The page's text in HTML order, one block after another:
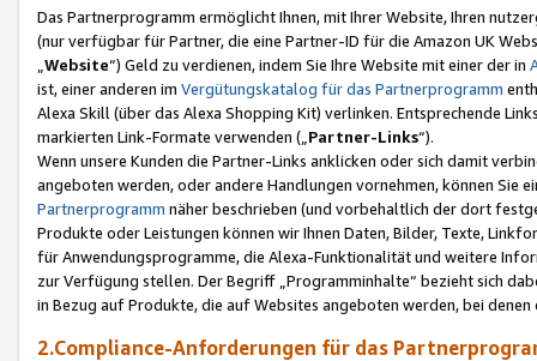
Das Partnerprogramm ermöglicht Ihnen, mit Ihrer Website, Ihren
(nur verfügbar für Partner, die eine Partner-ID für die Amazon UK
Website“) Geld zu verdienen, indem Sie Ihre Website mit einer der in
ist, einer anderen im Vergütungskatalog für das Partnerprogramm
Alexa Skill (über das Alexa Shopping Kit) verlinken. Entsprechende
markierten Link-Formate verwenden („ Partner-Links“).
Wenn unsere Kunden die Partner-Links anklicken oder sich damit
angeboten werden, oder andere Handlungen vornehmen, können Sie
Partnerprogramm näher beschrieben (und vorbehaltlich der dort
Produkte oder Leistungen können wir Ihnen Daten, Bilder, Texte,
für Anwendungsprogramme, die Alexa-Funktionalität und weitere
zur Verfügung stellen. Der Begriff „Programminhalte“ bezieht sich
in Bezug auf Produkte, die auf Websites angeboten werden, bei
2.Compliance-Anforderungen für das